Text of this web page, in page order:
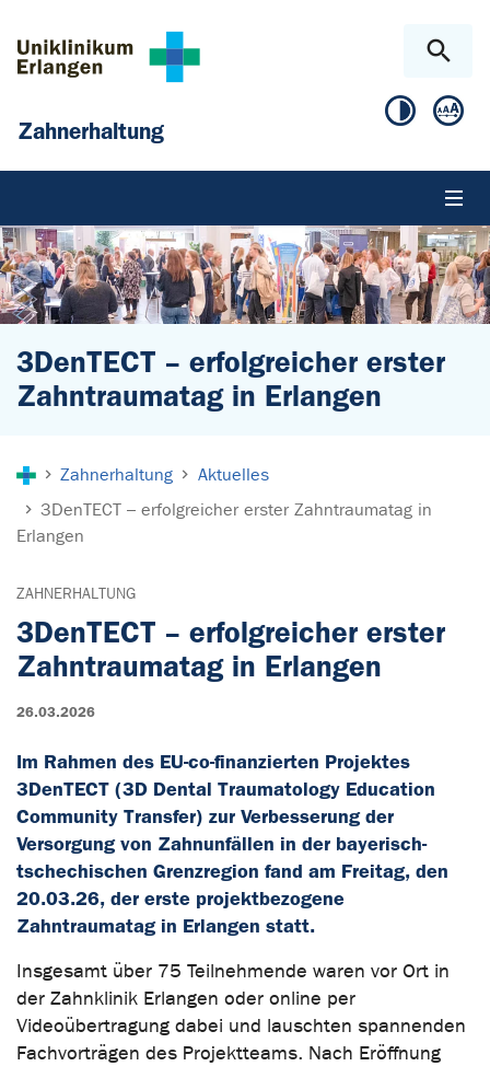
Zahnerhaltung
3DenTECT – erfolgreicher erster
Zahntraumatag in Erlangen
Zahnerhaltung
Aktuelles
3DenTECT – erfolgreicher erster Zahntraumatag in
Erlangen
ZAHNERHALTUNG
3DenTECT – erfolgreicher erster
Zahntraumatag in Erlangen
26.03.2026
Im Rahmen des EU-co-finanzierten Projektes
3DenTECT (3D Dental Traumatology Education
Community Transfer) zur Verbesserung der
Versorgung von Zahnunfällen in der bayerisch-
tschechischen Grenzregion fand am Freitag, den
20.03.26, der erste projektbezogene
Zahntraumatag in Erlangen statt.
Insgesamt über 75 Teilnehmende waren vor Ort in
der Zahnklinik Erlangen oder online per
Videoübertragung dabei und lauschten spannenden
Fachvorträgen des Projektteams. Nach Eröffnung